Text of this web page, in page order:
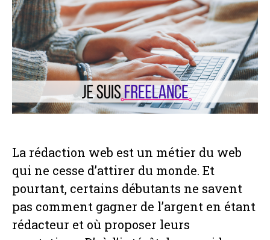
La rédaction web est un métier du web
qui ne cesse d’attirer du monde. Et
pourtant, certains débutants ne savent
pas comment gagner de l’argent en étant
rédacteur et où proposer leurs